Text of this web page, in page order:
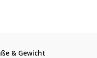
& Gewicht